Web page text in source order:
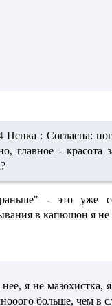
Пенка : Согласна:
главное -
- это уже
в капюшон я
нее, я не
больше, чем в